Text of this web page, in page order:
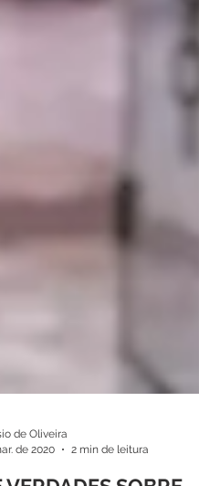
de 2020
2 min de leitura